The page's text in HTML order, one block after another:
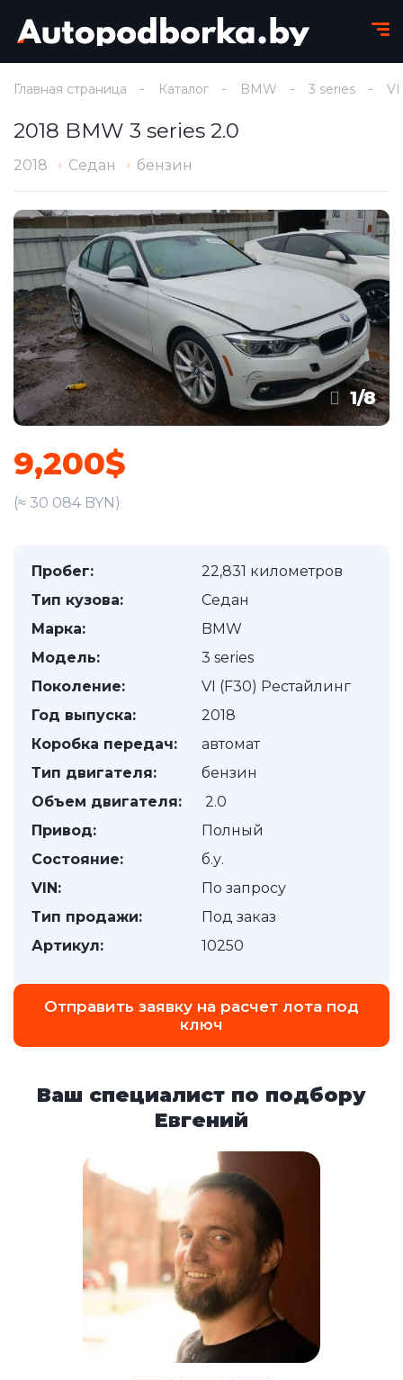
Главная страница Каталог BMW 3 series VI
2018 BMW 3 series 2.0
2018 Седан бензин
1/8
9,200$
(≈ 30 084 BYN)
Пробег:
22,831 километров
Тип кузова:
Седан
Марка:
BMW
Модель:
3 series
Поколение:
VI (F30) Рестайлинг
Год выпуска:
2018
Коробка передач:
автомат
Тип двигателя:
бензин
Объем двигателя:
2.0
Привод:
Полный
Состояние:
б.у.
VIN:
По запросу
Тип продажи:
Под заказ
Артикул:
10250
Отправить заявку на расчет лота под
ключ
Ваш специалист по подбору
Евгений